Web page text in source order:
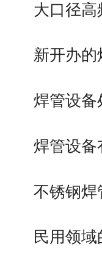
大口径
新开办
焊管设备
焊管设备
不锈钢
民用领